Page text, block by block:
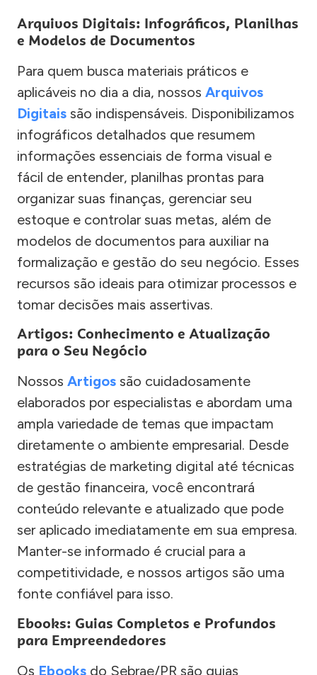
Arquivos Digitais: Infográficos, Planilhas
e Modelos de Documentos
Para quem busca materiais práticos e
aplicáveis no dia a dia, nossos Arquivos
Digitais são indispensáveis. Disponibilizamos
infográficos detalhados que resumem
informações essenciais de forma visual e
fácil de entender, planilhas prontas para
organizar suas finanças, gerenciar seu
estoque e controlar suas metas, além de
modelos de documentos para auxiliar na
formalização e gestão do seu negócio. Esses
recursos são ideais para otimizar processos e
tomar decisões mais assertivas.
Artigos: Conhecimento e Atualização
para o Seu Negócio
Nossos Artigos são cuidadosamente
elaborados por especialistas e abordam uma
ampla variedade de temas que impactam
diretamente o ambiente empresarial. Desde
estratégias de marketing digital até técnicas
de gestão financeira, você encontrará
conteúdo relevante e atualizado que pode
ser aplicado imediatamente em sua empresa.
Manter-se informado é crucial para a
competitividade, e nossos artigos são uma
fonte confiável para isso.
Ebooks: Guias Completos e Profundos
para Empreendedores
Os Ebooks do Sebrae/PR são guias